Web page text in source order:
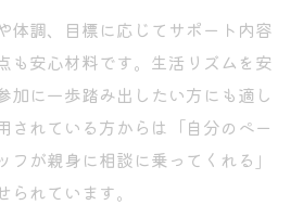
体調、目標に応じてサポート内容
も安心材料です。生活リズムを安
加に一歩踏み出したい方にも適し
されている方からは「自分のペー
フが親身に相談に乗ってくれる」
れています。